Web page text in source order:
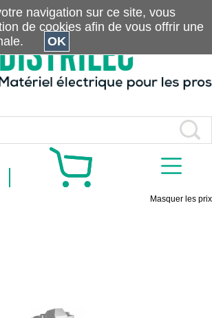
Masquer les prix
navigation sur ce site, vous
de cookies afin de vous offrir une
OK